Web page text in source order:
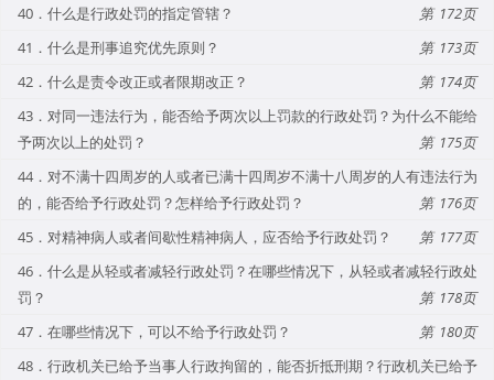
40．什么是行政处罚的指定管辖？
172
41．什么是刑事追究优先原则？
173
42．什么是责令改正或者限期改正？
174
43．对同一违法行为，能否给予两次以上罚款的行政处罚？为什么不能给
予两次以上的处罚？
175
44．对不满十四周岁的人或者已满十四周岁不满十八周岁的人有违法行为
的，能否给予行政处罚？怎样给予行政处罚？
176
45．对精神病人或者间歇性精神病人，应否给予行政处罚？
177
46．什么是从轻或者减轻行政处罚？在哪些情况下，从轻或者减轻行政处
罚？
178
47．在哪些情况下，可以不给予行政处罚？
180
48．行政机关已给予当事人行政拘留的，能否折抵刑期？行政机关已给予